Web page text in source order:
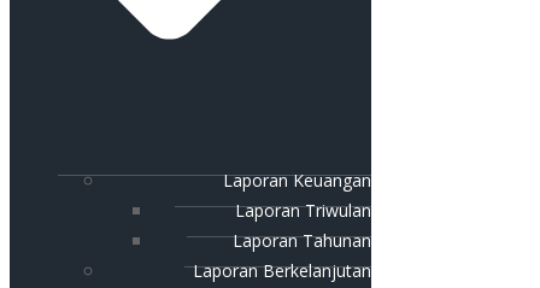
Laporan Keuangan
Laporan Triwulan
Laporan Tahunan
Laporan Berkelanjutan